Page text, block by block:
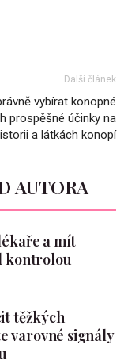
Další článek
vybírat konopné
prospěšné účinky na
a látkách konopí
AUTORA
a mít
kontrolou
těžkých
varovné signály